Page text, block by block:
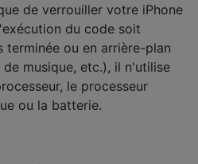
de verrouiller votre iPhone
du code soit
terminée ou en arrière-plan
de musique, etc.), il n'utilise
le processeur
ou la batterie.